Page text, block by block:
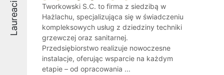
Laureaci
Tworkowski S.C. to firma z siedzibą w
Hażlachu, specjalizująca się w świadczeniu
kompleksowych usług z dziedziny techniki
grzewczej oraz sanitarnej.
Przedsiębiorstwo realizuje nowoczesne
instalacje, oferując wsparcie na każdym
etapie – od opracowania ...